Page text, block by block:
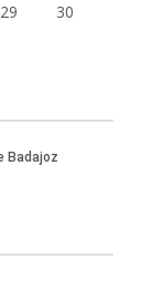
29
30